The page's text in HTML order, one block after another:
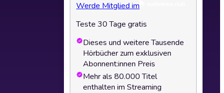
Werde Mitglied im
Teste 30 Tage gratis
Dieses und weitere Tausende
Hörbücher zum exklusiven
Abonnent:innen Preis
Mehr als 80.000 Titel
enthalten im Streaming